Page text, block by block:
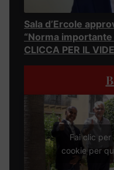
Sala d’Ercole
“Norma
CLICCA PER IL
Fai clic
cookie per